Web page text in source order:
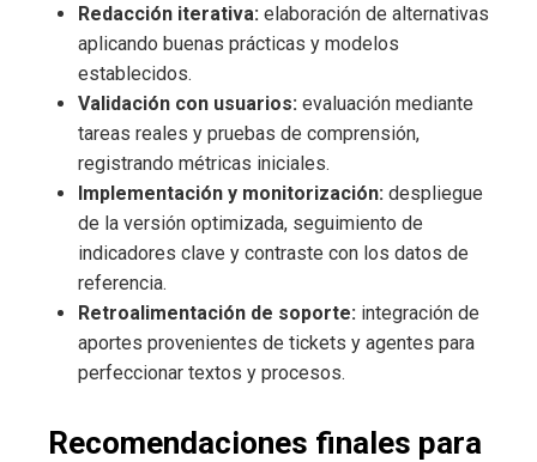
Redacción iterativa: elaboración de alternativas
aplicando buenas prácticas y modelos
establecidos.
Validación con usuarios: evaluación mediante
tareas reales y pruebas de comprensión,
registrando métricas iniciales.
Implementación y monitorización: despliegue
de la versión optimizada, seguimiento de
indicadores clave y contraste con los datos de
referencia.
Retroalimentación de soporte: integración de
aportes provenientes de tickets y agentes para
perfeccionar textos y procesos.
Recomendaciones finales para